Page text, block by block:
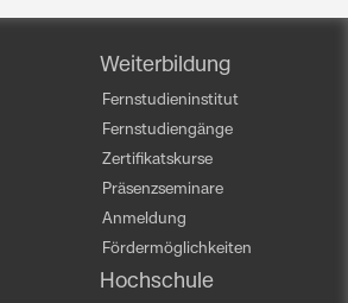
Weiterbildung
Fernstudieninstitut
Fernstudiengänge
Zertifikatskurse
Präsenzseminare
Anmeldung
Fördermöglichkeiten
Hochschule